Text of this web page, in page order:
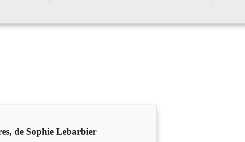
de Sophie Lebarbier